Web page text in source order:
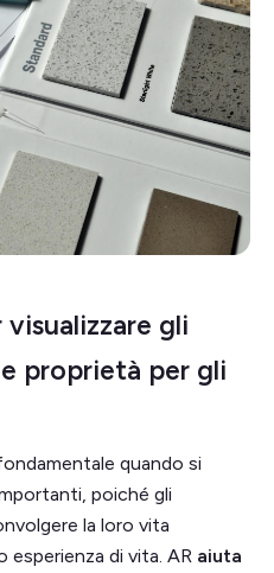
gli
proprietà per gli
quando si
poiché gli
la loro vita
esperienza di vita. AR aiuta